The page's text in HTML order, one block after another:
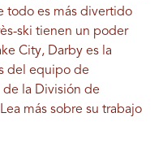
todo es más divertido
ski tienen un poder
City, Darby es la
del equipo de
la División de
más sobre su trabajo